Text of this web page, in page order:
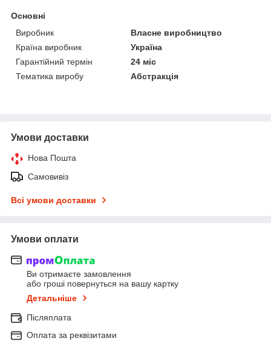
Основні
Виробник
Власне виробництво
Країна виробник
Україна
Гарантійний термін
24 міс
Тематика виробу
Абстракція
Умови доставки
Нова Пошта
Самовивіз
Всі умови доставки
Умови оплати
Ви отримаєте замовлення
або гроші повернуться на вашу картку
Детальніше
Післяплата
Оплата за реквізитами